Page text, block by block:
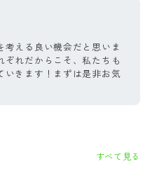
える良い機会だと思いま
ぞれだからこそ、私たちも
いきます！まずは是非お気
すべて見る